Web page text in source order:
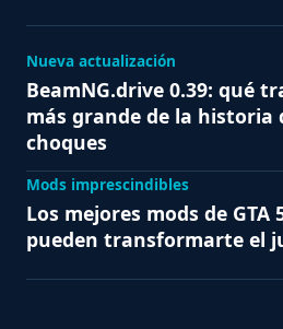
Nueva actualización
BeamNG.drive 0.39: qué
más grande de la historia
choques
Mods imprescindibles
Los mejores mods de GTA
pueden transformarte el